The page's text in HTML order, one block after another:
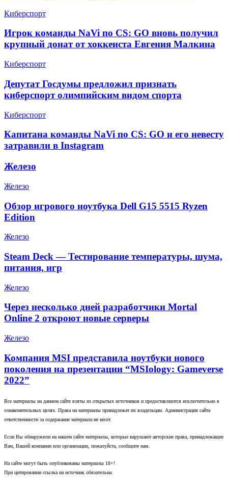
Киберспорт
Игрок команды NaVi по CS: GO вновь получил
крупный донат от хоккеиста Евгения Малкина
Киберспорт
Депутат Госдумы предложил признать
киберспорт олимпийским видом спорта
Киберспорт
Капитана команды NaVi по CS: GO и его невесту
затравили в Instagram
Железо
Железо
Обзор игрового ноутбука Dell G15 5515 Ryzen
Edition
Железо
Steam Deck — Тестирование температуры, шума,
питания, игр
Железо
Через несколько дней разработчики Mortal
Online 2 откроют новые серверы
Железо
Компания MSI представила ноутбуки нового
поколения на презентации “MSIology: Gameverse
2022”
Все материалы на данном сайте взяты из открытых источников и предоставляются исключительно в
ознакомительных целях. Права на материалы принадлежат их владельцам. Администрация сайта
ответственности за содержание материала не несет.
Если Вы обнаружили на нашем сайте материалы, которые нарушают авторские права, принадлежащие
Вам, Вашей компании или организации, пожалуйста, сообщите нам.
На сайте могут быть опубликованы материалы 18+!
При цитировании ссылка на источник обязательна.